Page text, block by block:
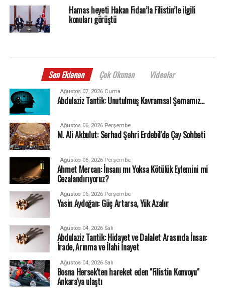
Hamas heyeti Hakan Fidan’la Filistin’le ilgili
konuları görüştü
Son Eklenen Çok Okunan Videolar
Ağustos 07, 2026 Cuma
Abdulaziz Tantik: Unutulmuş Kavramsal Şemamız…
Ağustos 06, 2026 Perşembe
M. Ali Akbulut: Serhad Şehri Erdebil'de Çay Sohbeti
Ağustos 06, 2026 Perşembe
Ahmet Mercan: İnsanı mı Yoksa Kötülük Eylemini mi
Cezalandırıyoruz?
Ağustos 06, 2026 Perşembe
Yasin Aydoğan: Güç Artarsa, Yük Azalır
Ağustos 04, 2026 Salı
Abdulaziz Tantik: Hidayet ve Dalalet Arasında İnsan:
İrade, Arınma ve İlahi İnayet
Ağustos 04, 2026 Salı
Bosna Hersek'ten hareket eden "Filistin Konvoyu"
Ankara'ya ulaştı